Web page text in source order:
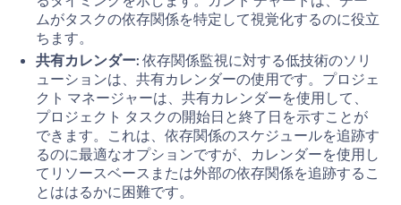
ムがタスクの依存関係を特定して視覚化するのに役立
ちます。
共有カレンダー:依存関係監視に対する低技術のソリ
ューションは、共有カレンダーの使用です。プロジェ
クト マネージャーは、共有カレンダーを使用して、
プロジェクト タスクの開始日と終了日を示すことが
できます。これは、依存関係のスケジュールを追跡す
るのに最適なオプションですが、カレンダーを使用し
てリソースベースまたは外部の依存関係を追跡するこ
とははるかに困難です。